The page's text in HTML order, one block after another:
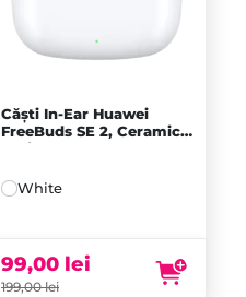
Căști In-Ear Huawei
FreeBuds SE 2, Ceramic
White
White
199,00lei
99,00 lei